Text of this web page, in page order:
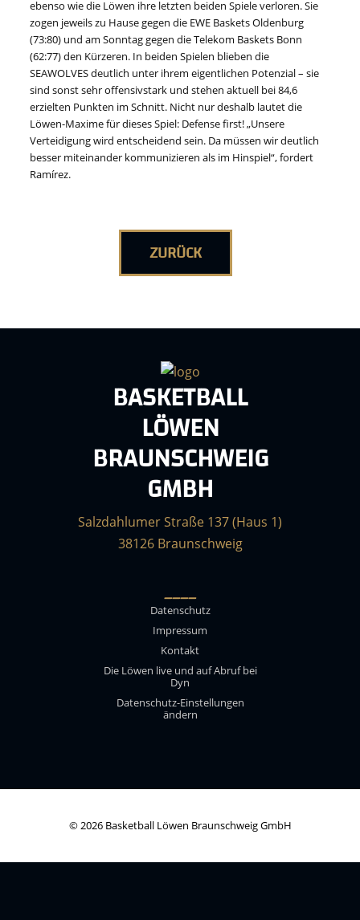
ebenso wie die Löwen ihre letzten beiden Spiele verloren. Sie
zogen jeweils zu Hause gegen die EWE Baskets Oldenburg
(73:80) und am Sonntag gegen die Telekom Baskets Bonn
(62:77) den Kürzeren. In beiden Spielen blieben die
SEAWOLVES deutlich unter ihrem eigentlichen Potenzial – sie
sind sonst sehr offensivstark und stehen aktuell bei 84,6
erzielten Punkten im Schnitt. Nicht nur deshalb lautet die
Löwen-Maxime für dieses Spiel: Defense first! „Unsere
Verteidigung wird entscheidend sein. Da müssen wir deutlich
besser miteinander kommunizieren als im Hinspiel“, fordert
Ramírez.
ZURÜCK
BASKETBALL
LÖWEN
BRAUNSCHWEIG
GMBH
Salzdahlumer Straße 137 (Haus 1)
38126 Braunschweig
____
Datenschutz
Impressum
Kontakt
Die Löwen live und auf Abruf bei
Dyn
Datenschutz-Einstellungen
ändern
© 2026 Basketball Löwen Braunschweig GmbH